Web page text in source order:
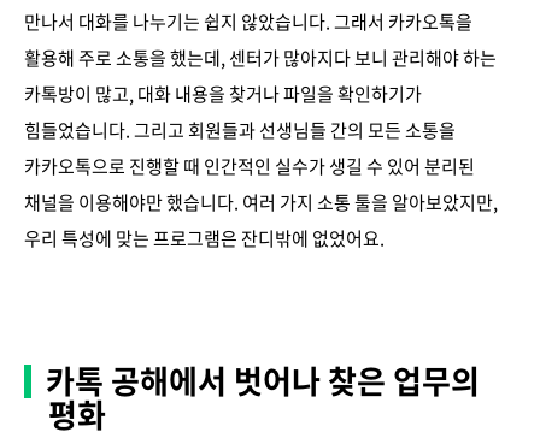
만나서 대화를 나누기는 쉽지 않았습니다. 그래서 카카오톡을
활용해 주로 소통을 했는데, 센터가 많아지다 보니 관리해야 하는
카톡방이 많고, 대화 내용을 찾거나 파일을 확인하기가
힘들었습니다. 그리고 회원들과 선생님들 간의 모든 소통을
카카오톡으로 진행할 때 인간적인 실수가 생길 수 있어 분리된
채널을 이용해야만 했습니다. 여러 가지 소통 툴을 알아보았지만,
우리 특성에 맞는 프로그램은 잔디밖에 없었어요.
카톡 공해에서 벗어나 찾은 업무의
평화